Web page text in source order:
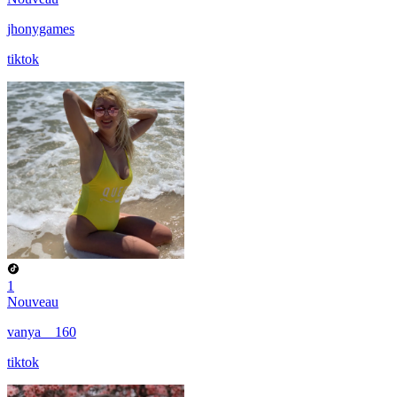
jhonygames
tiktok
1
Nouveau
vanya__160
tiktok